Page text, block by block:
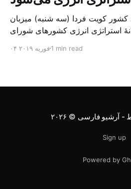
کویت فردا (سه شنبه) میزبان
استراتژی انرژی کشورهای شورای
جهانی نفت و گاز در این کنفرانس
۰۴ فوریه ۲۰۱۹1 min read
- آرشیو فارسی © ۲۰۲۶
Sign up
Powered by